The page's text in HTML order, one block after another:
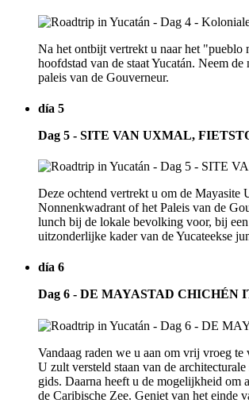
Na het ontbijt vertrekt u naar het "pueblo
hoofdstad van de staat Yucatán. Neem
paleis van de Gouverneur.
día 5
Dag 5 - SITE VAN UXMAL,
Deze ochtend vertrekt u om de Mayasite
Nonnenkwadrant of het Paleis van de
lunch bij de lokale bevolking voor, bij
uitzonderlijke kader van de Yucateekse
día 6
Dag 6 - DE MAYASTAD CHICHÉN
Vandaag raden we u aan om vrij vroeg
U zult versteld staan van de
gids. Daarna heeft u de mogelijkheid om
de Caribische Zee. Geniet van het einde